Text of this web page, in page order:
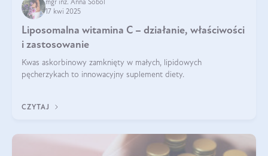
mgr inż. Anna Sobol
17 kwi 2025
Liposomalna witamina C – działanie, właściwości
i zastosowanie
Kwas askorbinowy zamknięty w małych, lipidowych
pęcherzykach to innowacyjny suplement diety.
CZYTAJ